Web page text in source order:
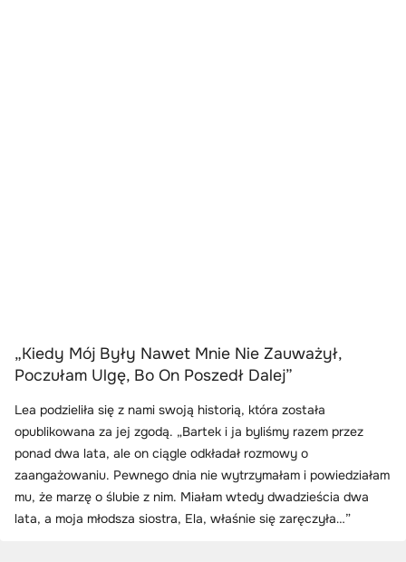
„Kiedy Mój Były Nawet Mnie Nie Zauważył,
Poczułam Ulgę, Bo On Poszedł Dalej”
Lea podzieliła się z nami swoją historią, która została
opublikowana za jej zgodą. „Bartek i ja byliśmy razem przez
ponad dwa lata, ale on ciągle odkładał rozmowy o
zaangażowaniu. Pewnego dnia nie wytrzymałam i powiedziałam
mu, że marzę o ślubie z nim. Miałam wtedy dwadzieścia dwa
lata, a moja młodsza siostra, Ela, właśnie się zaręczyła…”